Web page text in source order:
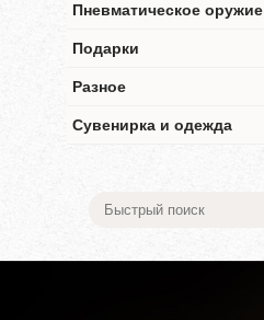
Пневматическое оружие
Подарки
Разное
Сувенирка и одежда